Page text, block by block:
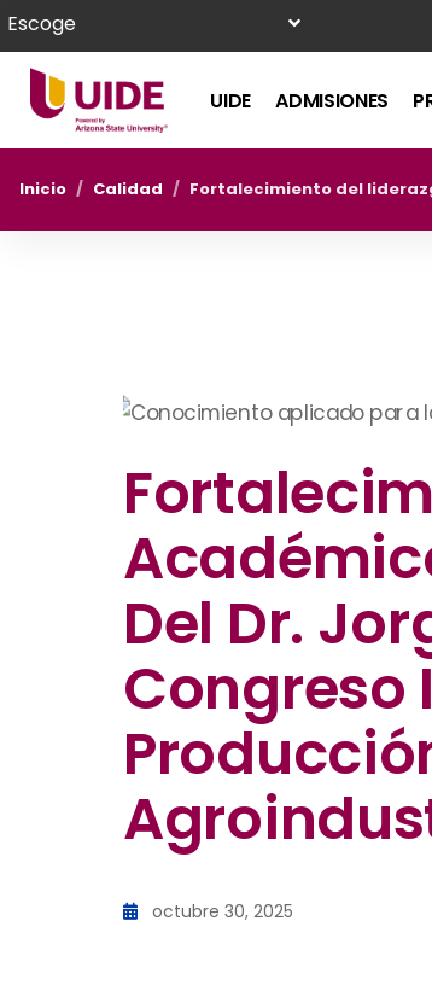
Escoge
UIDE ADMISIONES
Inicio / Calidad /
Del Dr.
Congreso
octubre 30, 2025